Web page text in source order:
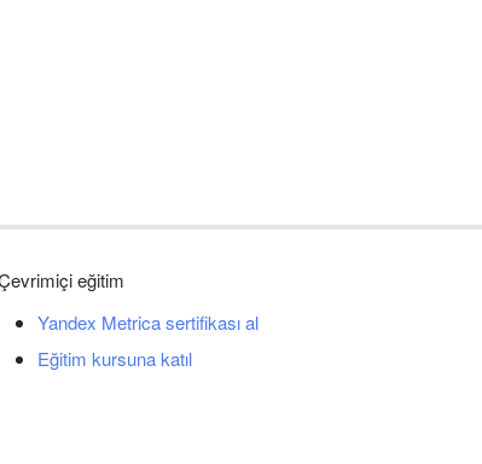
eğitim
Yandex Metrica sertifikası al
Eğitim kursuna katıl